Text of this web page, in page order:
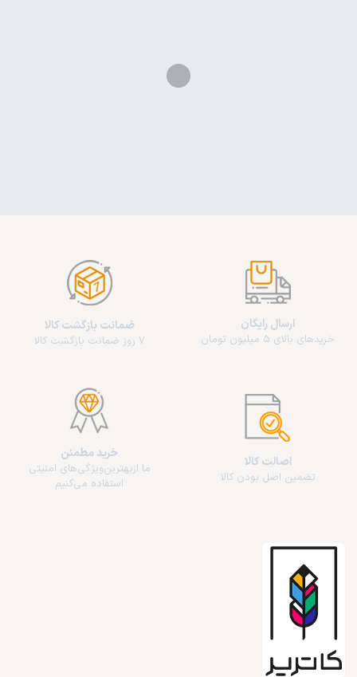
ارسال رایگان
خریدهای بالای 5 میلیون تومان
ضمانت بازگشت کالا
7 روز ضمانت بازگشت کالا
اصالت کالا
تضمین اصل بودن کالا
خرید مطمئن
ما از‌بهترین‌ویژگی‌های امنیتی
استفاده می‌کنیم